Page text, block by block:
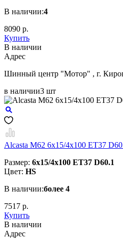
В наличии:4
8090 р.
Купить
В наличии
Aдрес
Шинный центр "Мотор" , г.
в наличии3 шт
Alcasta M62 6x15/4x100 ET37
Размер: 6x15/4x100 ET37 D60.1
Цвет: HS
В наличии:более 4
7517 р.
Купить
В наличии
Aдрес